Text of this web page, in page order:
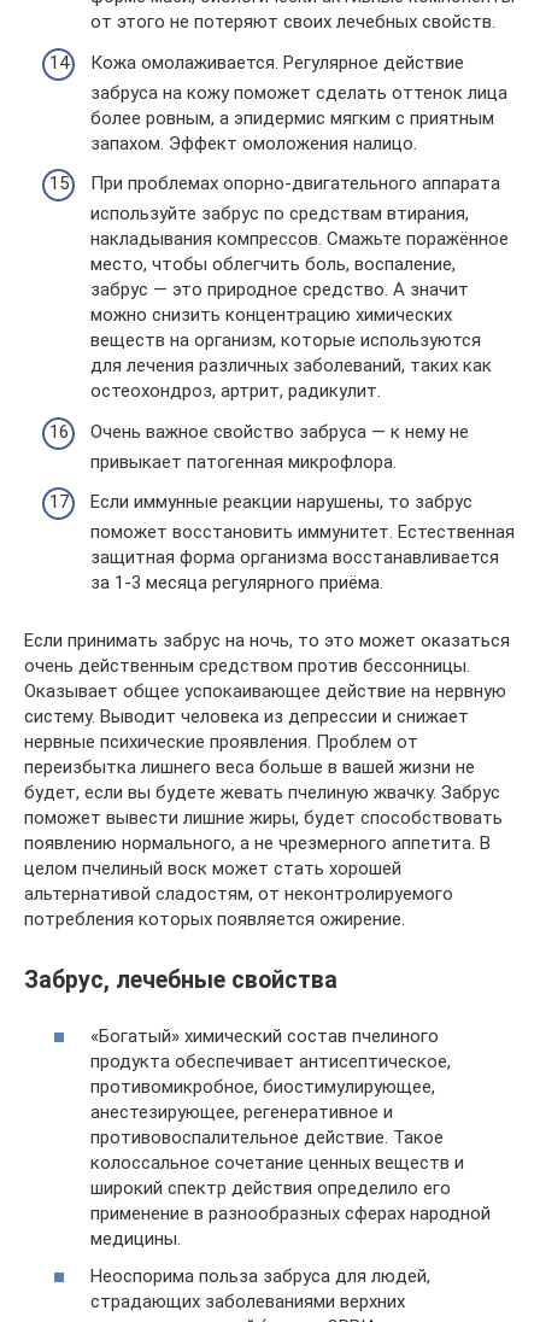
от этого не потеряют своих лечебных свойств.
Кожа омолаживается. Регулярное действие
забруса на кожу поможет сделать оттенок лица
более ровным, а эпидермис мягким с приятным
запахом. Эффект омоложения налицо.
При проблемах опорно-двигательного аппарата
используйте забрус по средствам втирания,
накладывания компрессов. Смажьте поражённое
место, чтобы облегчить боль, воспаление,
забрус — это природное средство. А значит
можно снизить концентрацию химических
веществ на организм, которые используются
для лечения различных заболеваний, таких как
остеохондроз, артрит, радикулит.
Очень важное свойство забруса — к нему не
привыкает патогенная микрофлора.
Если иммунные реакции нарушены, то забрус
поможет восстановить иммунитет. Естественная
защитная форма организма восстанавливается
за 1-3 месяца регулярного приёма.
Если принимать забрус на ночь, то это может оказаться
очень действенным средством против бессонницы.
Оказывает общее успокаивающее действие на нервную
систему. Выводит человека из депрессии и снижает
нервные психические проявления. Проблем от
переизбытка лишнего веса больше в вашей жизни не
будет, если вы будете жевать пчелиную жвачку. Забрус
поможет вывести лишние жиры, будет способствовать
появлению нормального, а не чрезмерного аппетита. В
целом пчелиный воск может стать хорошей
альтернативой сладостям, от неконтролируемого
потребления которых появляется ожирение.
Забрус, лечебные свойства
«Богатый» химический состав пчелиного
продукта обеспечивает антисептическое,
противомикробное, биостимулирующее,
анестезирующее, регенеративное и
противовоспалительное действие. Такое
колоссальное сочетание ценных веществ и
широкий спектр действия определило его
применение в разнообразных сферах народной
медицины.
Неоспорима польза забруса для людей,
страдающих заболеваниями верхних